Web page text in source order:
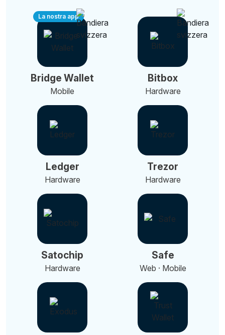
La nostra app
Bridge Wallet
Mobile
Bitbox
Hardware
Ledger
Hardware
Trezor
Hardware
Satochip
Hardware
Safe
Web · Mobile